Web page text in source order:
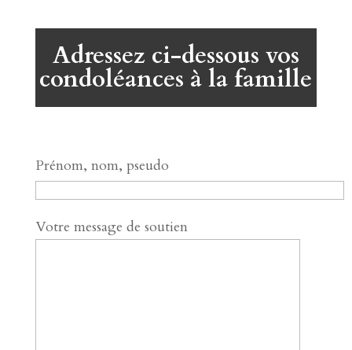
Adressez ci-dessous vos
condoléances à la famille
Prénom, nom, pseudo
Votre message de soutien